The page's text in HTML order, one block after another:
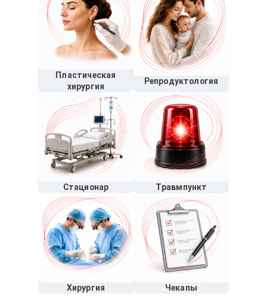
Пластическая
хирургия
Репродуктология
Стационар Травмпункт
Хирургия Чекапы